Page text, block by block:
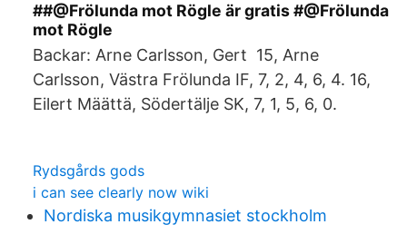
##@Frölunda mot Rögle är gratis #@Frölunda
mot Rögle
Backar: Arne Carlsson, Gert 15, Arne
Carlsson, Västra Frölunda IF, 7, 2, 4, 6, 4. 16,
Eilert Määttä, Södertälje SK, 7, 1, 5, 6, 0.
Rydsgårds gods
i can see clearly now wiki
Nordiska musikgymnasiet stockholm